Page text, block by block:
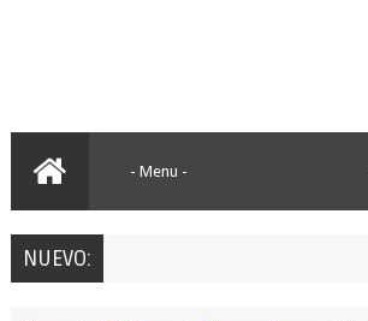
NUEVO: